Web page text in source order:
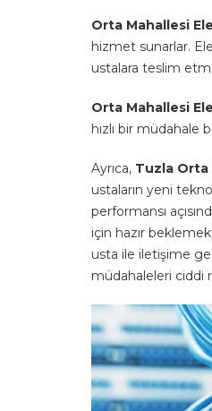
Orta Mahallesi
hizmet sunarlar.
ustalara teslim
Orta Mahallesi
hızlı bir müdahale
Ayrıca, Tuzla
ustaların yeni
performansı
için hazır
usta ile iletişime
müdahaleleri ciddi